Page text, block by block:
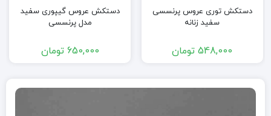
دستکش توری عروس پرنسسی
سفید زنانه
548,000 تومان
دستکش عروس گیپوری سفید
مدل پرنسسی
650,000 تومان